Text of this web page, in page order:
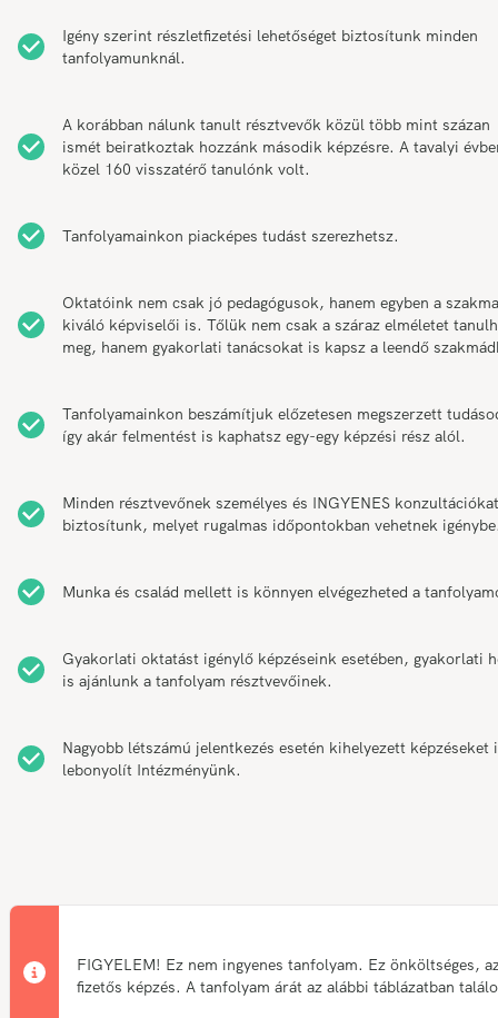
Igény szerint részletfizetési lehetőséget biztosítunk minden
tanfolyamunknál.
A korábban nálunk tanult résztvevők közül több mint százan
ismét beiratkoztak hozzánk második képzésre. A tavalyi
közel 160 visszatérő tanulónk volt.
Tanfolyamainkon piacképes tudást szerezhetsz.
Oktatóink nem csak jó pedagógusok, hanem egyben a szakma
kiváló képviselői is. Tőlük nem csak a száraz elméletet
meg, hanem gyakorlati tanácsokat is kapsz a leendő
Tanfolyamainkon beszámítjuk előzetesen megszerzett
így akár felmentést is kaphatsz egy-egy képzési rész alól.
Minden résztvevőnek személyes és INGYENES konzultációkat
biztosítunk, melyet rugalmas időpontokban vehetnek
Munka és család mellett is könnyen elvégezheted a
Gyakorlati oktatást igénylő képzéseink esetében, gyakorlati
is ajánlunk a tanfolyam résztvevőinek.
Nagyobb létszámú jelentkezés esetén kihelyezett képzéseket
lebonyolít Intézményünk.
FIGYELEM! Ez nem ingyenes tanfolyam. Ez önköltséges,
fizetős képzés. A tanfolyam árát az alábbi táblázatban